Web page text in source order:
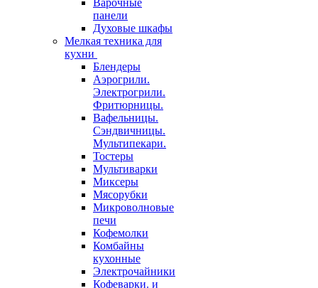
Варочные
панели
Духовые шкафы
Мелкая техника для
кухни
Блендеры
Аэрогрили.
Электрогрили.
Фритюрницы.
Вафельницы.
Сэндвичницы.
Мультипекари.
Тостеры
Мультиварки
Миксеры
Мясорубки
Микроволновые
печи
Кофемолки
Комбайны
кухонные
Электрочайники
Кофеварки. и